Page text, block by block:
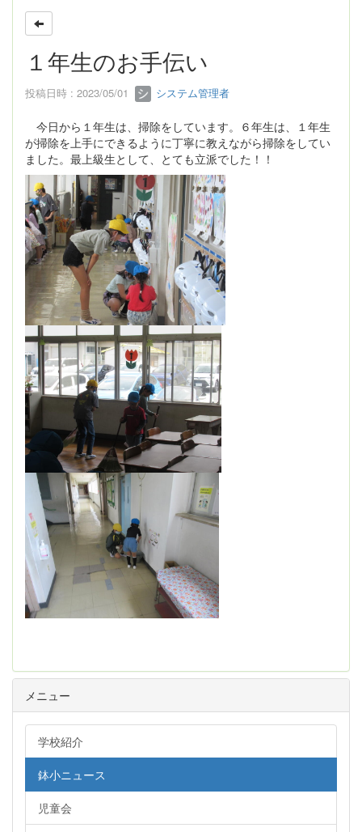
１年生のお手伝い
投稿日時 : 2023/05/01 システム管理者
今日から１年生は、掃除をしています。６年生は、１年生
が掃除を上手にできるように丁寧に教えながら掃除をしてい
ました。最上級生として、とても立派でした！！
メニュー
学校紹介
鉢小ニュース
児童会